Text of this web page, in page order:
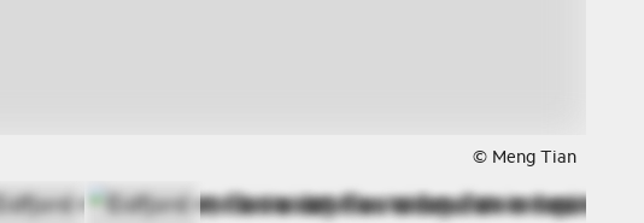
© Meng Tian